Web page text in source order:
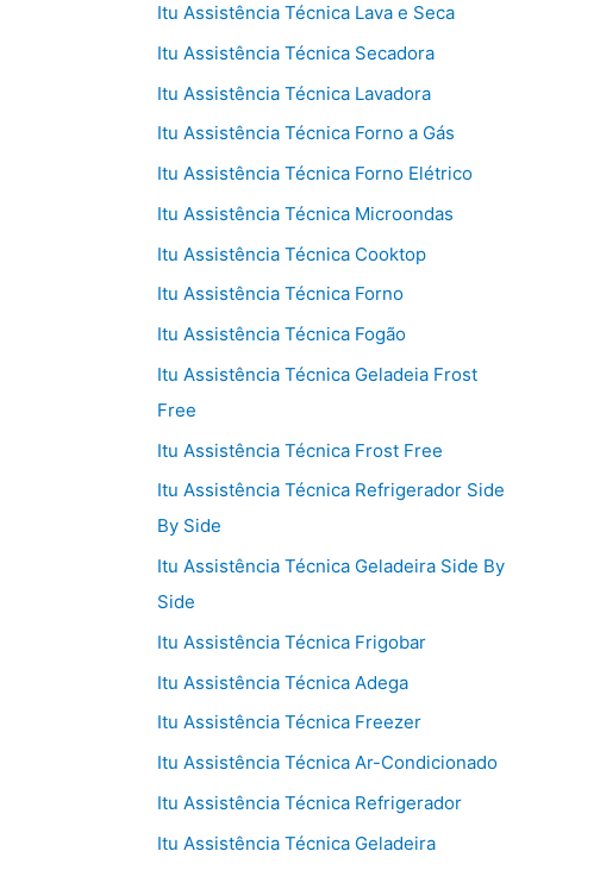
Itu Assistência Técnica Lava e Seca
Itu Assistência Técnica Secadora
Itu Assistência Técnica Lavadora
Itu Assistência Técnica Forno a Gás
Itu Assistência Técnica Forno Elétrico
Itu Assistência Técnica Microondas
Itu Assistência Técnica Cooktop
Itu Assistência Técnica Forno
Itu Assistência Técnica Fogão
Itu Assistência Técnica Geladeia Frost
Free
Itu Assistência Técnica Frost Free
Itu Assistência Técnica Refrigerador Side
By Side
Itu Assistência Técnica Geladeira Side By
Side
Itu Assistência Técnica Frigobar
Itu Assistência Técnica Adega
Itu Assistência Técnica Freezer
Itu Assistência Técnica Ar-Condicionado
Itu Assistência Técnica Refrigerador
Itu Assistência Técnica Geladeira